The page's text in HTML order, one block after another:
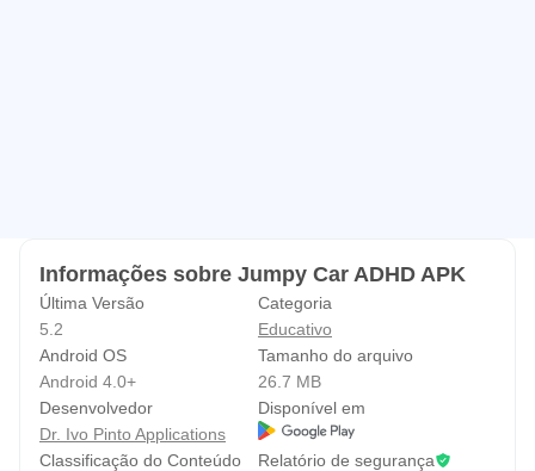
contactar-nos para:
ivo.pintoo@gmail.com
Informações sobre Jumpy Car ADHD APK
Última Versão
5.2
Categoria
Educativo
Android OS
Android 4.0+
Tamanho do arquivo
26.7 MB
Desenvolvedor
Dr. Ivo Pinto Applications
Disponível em
Classificação do Conteúdo
Relatório de segurança